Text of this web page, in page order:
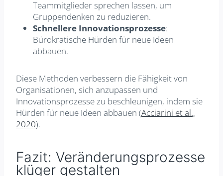
Teammitglieder sprechen lassen, um
Gruppendenken zu reduzieren.
Schnellere Innovationsprozesse:
Bürokratische Hürden für neue Ideen
abbauen.
Diese Methoden verbessern die Fähigkeit von
Organisationen, sich anzupassen und
Innovationsprozesse zu beschleunigen, indem sie
Hürden für neue Ideen abbauen (Acciarini et al.,
2020).
Fazit: Veränderungsprozesse
klüger gestalten